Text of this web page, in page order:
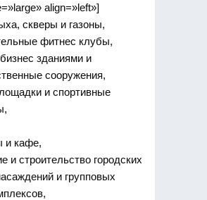
align=»left»]
скверы и газоны,
фитнес клубы,
зданиями и
сооружения,
и спортивные
и кафе,
и строительство городских
и групповых